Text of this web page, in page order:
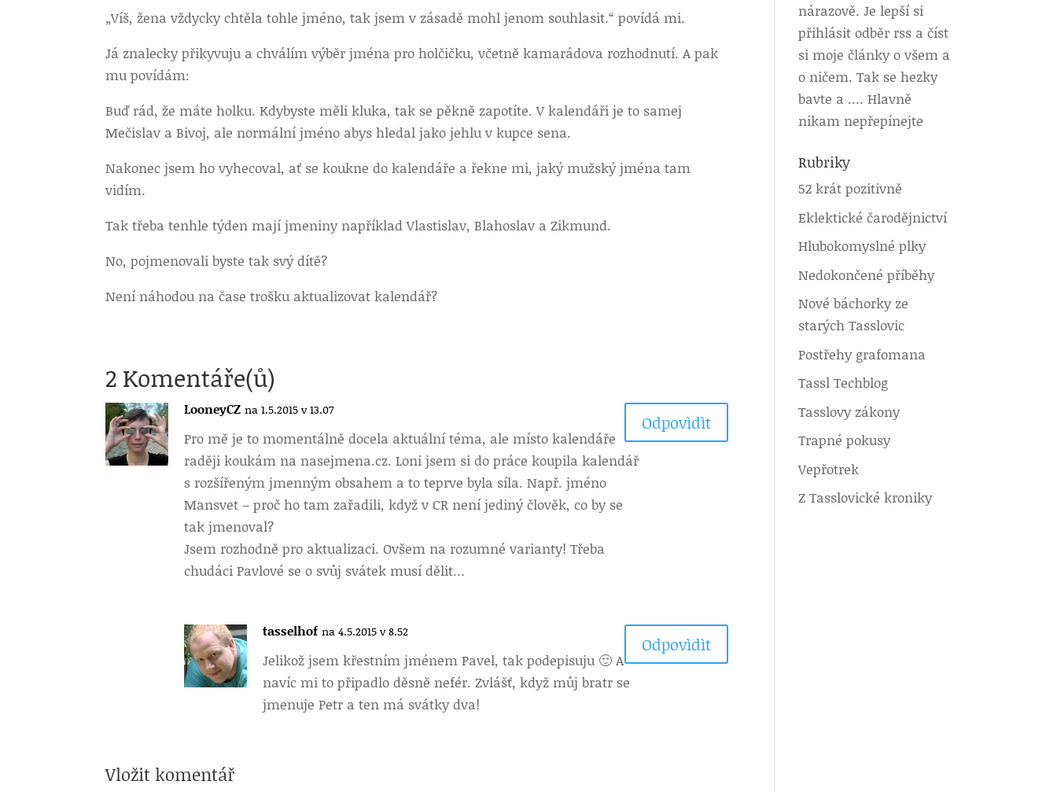
„Víš, žena vždycky chtěla tohle jméno, tak jsem v zásadě mohl jenom souhlasit.“ povídá mi.
Já znalecky přikyvuju a chválím výběr jména pro holčičku, včetně kamarádova rozhodnutí. A pak
mu povídám:
Buď rád, že máte holku. Kdybyste měli kluka, tak se pěkně zapotíte. V kalendáři je to samej
Mečislav a Bivoj, ale normální jméno abys hledal jako jehlu v kupce sena.
Nakonec jsem ho vyhecoval, ať se koukne do kalendáře a řekne mi, jaký mužský jména tam
vidím.
Tak třeba tenhle týden mají jmeniny například Vlastislav, Blahoslav a Zikmund.
No, pojmenovali byste tak svý dítě?
Není náhodou na čase trošku aktualizovat kalendář?
2 Komentáře(ů)
LooneyCZ na 1.5.2015 v 13.07
Pro mě je to momentálně docela aktuální téma, ale místo kalendáře
raději koukám na nasejmena.cz. Loni jsem si do práce koupila kalendář
s rozšířeným jmenným obsahem a to teprve byla síla. Např. jméno
Mansvet – proč ho tam zařadili, když v CR není jediný člověk, co by se
tak jmenoval?
Jsem rozhodně pro aktualizaci. Ovšem na rozumné varianty! Třeba
chudáci Pavlové se o svůj svátek musí dělit…
Odpovìdìt
tasselhof na 4.5.2015 v 8.52
Jelikož jsem křestním jménem Pavel, tak podepisuju 🙂 A
navíc mi to připadlo děsně nefér. Zvlášť, když můj bratr se
jmenuje Petr a ten má svátky dva!
Odpovìdìt
Vložit komentář
nárazově. Je lepší si
přihlásit odběr rss a číst
si moje články o všem a
o ničem. Tak se hezky
bavte a …. Hlavně
nikam nepřepínejte
Rubriky
52 krát pozitivně
Eklektické čarodějnictví
Hlubokomyslné plky
Nedokončené příběhy
Nové báchorky ze
starých Tasslovic
Postřehy grafomana
Tassl Techblog
Tasslovy zákony
Trapné pokusy
Vepřotrek
Z Tasslovické kroniky